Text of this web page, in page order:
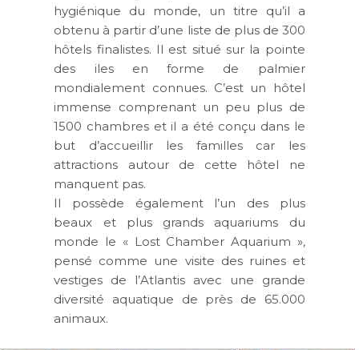
hygiénique du monde, un titre qu’il a
obtenu à partir d’une liste de plus de 300
hôtels finalistes. Il est situé sur la pointe
des iles en forme de palmier
mondialement connues. C’est un hôtel
immense comprenant un peu plus de
1500 chambres et il a été conçu dans le
but d’accueillir les familles car les
attractions autour de cette hôtel ne
manquent pas.
Il possède également l’un des plus
beaux et plus grands aquariums du
monde le « Lost Chamber Aquarium »,
pensé comme une visite des ruines et
vestiges de l’Atlantis avec une grande
diversité aquatique de près de 65.000
animaux.